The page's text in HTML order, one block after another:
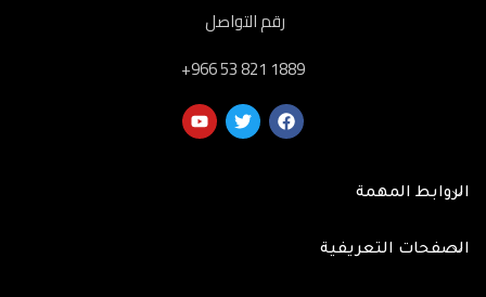
رقم التواصل
‎+966 53 821 1889
الروابط المهمة
الصفحات التعريفية